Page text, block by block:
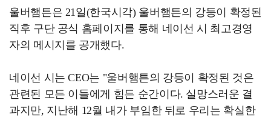
울버햄튼은 21일(한국시각) 울버햄튼의 강등이 확정된
직후 구단 공식 홈페이지를 통해 네이선 시 최고경영
자의 메시지를 공개했다.
네이선 시는 CEO는 "울버햄튼의 강등이 확정된 것은
관련된 모든 이들에게 힘든 순간이다. 실망스러운 결
과지만, 지난해 12월 내가 부임한 뒤로 우리는 확실한